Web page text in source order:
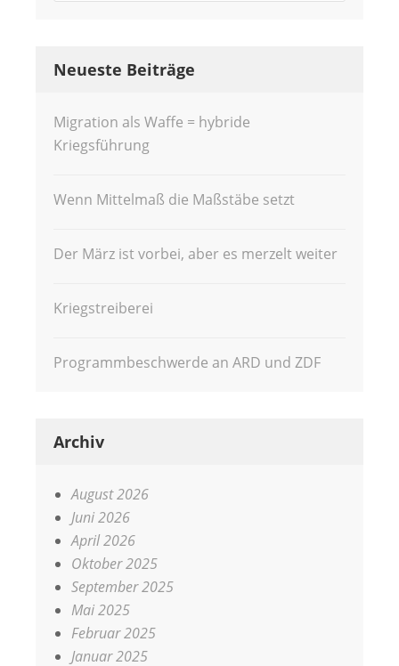
Neueste Beiträge
Migration als Waffe = hybride
Kriegsführung
Wenn Mittelmaß die Maßstäbe setzt
Der März ist vorbei, aber es merzelt weiter
Kriegstreiberei
Programmbeschwerde an ARD und ZDF
Archiv
August 2026
Juni 2026
April 2026
Oktober 2025
September 2025
Mai 2025
Februar 2025
Januar 2025